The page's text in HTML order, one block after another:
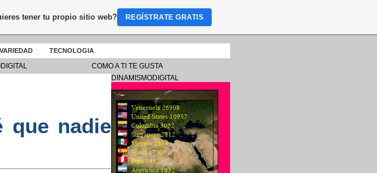
VARIEDAD TECNOLOGIA
COMO A TI TE GUSTA
que nadie
DINAMISMODIGITAL
tener tu propio sitio web? REGÍSTRATE GRATIS